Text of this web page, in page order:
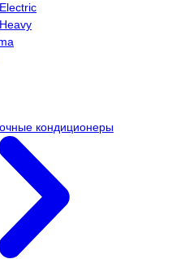
кондиционеры